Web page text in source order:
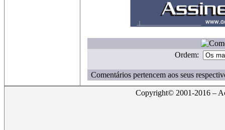
Ordem:
Comentários pertencem aos seus
Copyright© 2001-2016 –